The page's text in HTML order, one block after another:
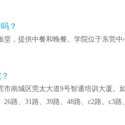
？
堂，提供中餐和晚餐。学院位于东莞中
市南城区莞太大道9号智通培训大厦。
26路、31路、39路、48路、c2路、c3